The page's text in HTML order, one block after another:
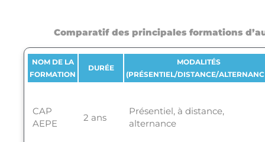
Comparatif des principales formations
NOM DE LA
FORMATION
DURÉE
MODALITÉS
(PRÉSENTIEL/DISTANCE/
CAP
AEPE
2 ans
Présentiel, à distance,
alternance